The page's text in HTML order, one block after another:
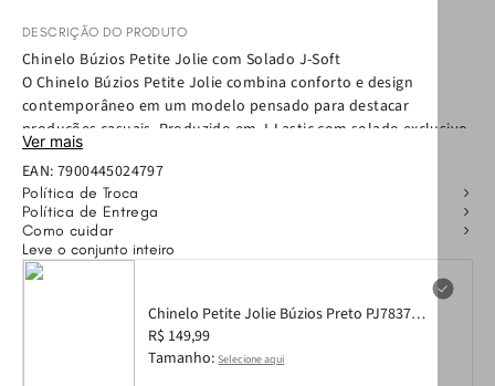
DESCRIÇÃO DO PRODUTO
Chinelo Búzios Petite Jolie com Solado J-Soft
O Chinelo Búzios Petite Jolie combina conforto e design
contemporâneo em um modelo pensado para destacar
produções casuais. Produzido em J-Lastic com solado exclusivo
J-Soft, é leve, flexível e oferece uma pisada macia para
acompanhar a rotina com bem-estar. O bico quadrado reforça o
visual moderno, enquanto as tiras com rebites adicionam
personalidade ao design. Com acabamento fosco, o Búzios é a
escolha ideal para quem busca um chinelo feminino estiloso e
versátil. Com caixa
Ver mais
EAN: 7900445024797
Política de Troca
Política de Entrega
Como cuidar
Leve o conjunto inteiro
Chinelo Petite Jolie Búzios Preto PJ7837CX
33-4
R$ 149,99
Tamanho: Selecione aqui